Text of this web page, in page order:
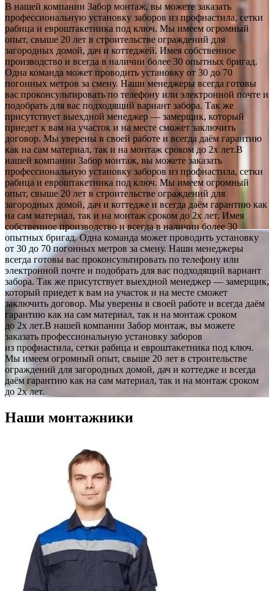
В нашей компании Забор монтаж, вы можете заказать
профессиональную установку заборов из профнастила, сетки
рабица и евроштакетника под ключ. Мы имеем огромный
опыт, свыше 20 лет в строительстве ограждений для
загородных домой, дач и коттеджей. Имея собственное
производство и всегда в наличии более 30 опытных бригад.
Одна команда может проводить установку от 30 до 70
погонных метров за смену. Наши менеджеры всегда готовы
вас проконсультировать по телефону или электронной почте и
подобрать для вас подходящий вариант забора. Так же
присутствует выехдной менеджер — замерщик, который
приедет к вам на участок и на месте сможет заключить
договор. Мы уверены в своей работе и всегда даём гарантию
как на сам материал, так и на монтаж сроком до 2х лет.В
нашей компании Забор монтаж, вы можете заказать
профессиональную установку заборов из профнастила, сетки
рабица и евроштакетника под ключ. Мы имеем огромный
опыт, свыше 20 лет в строительстве ограждений для
загородных домой, дач и коттедже и всегда даём гарантию как
на сам материал, так и на монтаж сроком до 2х лет. Имея
собственное производство и всегда в наличии более 30
опытных бригад. Одна команда может проводить установку
от 30 до 70 погонных метров за смену. Наши менеджеры
всегда готовы вас проконсультировать по телефону или
электронной почте и подобрать для вас подходящий вариант
забора. Так же присутствует выехдной менеджер — замерщик,
который приедет к вам на участок и на месте сможет
заключить договор. Мы уверены в своей работе и всегда даём
гарантию как на сам материал, так и на монтаж сроком
до 2х лет.В нашей компании Забор монтаж, вы можете
заказать профессиональную установку заборов
из профнастила, сетки рабица и евроштакетника под ключ.
Мы имеем огромный опыт, свыше 20 лет в строительстве
ограждений для загородных домой, дач и коттедже и всегда
даём гарантию как на сам материал, так и на монтаж сроком
до 2х лет.
Наши монтажники